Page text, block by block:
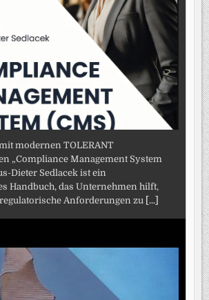
modernen TOLERANT
„Compliance Management System
Dieter Sedlacek ist ein
Handbuch, das Unternehmen hilft,
Anforderungen zu
[...]